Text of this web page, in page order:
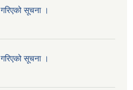
सूचना ।
सूचना ।